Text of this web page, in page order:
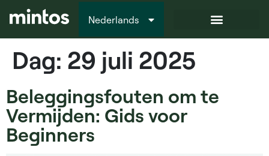
Nederlands
Italiano
Dag: 29 juli 2025
Beleggingsfouten om te
Vermijden: Gids voor
Beginners